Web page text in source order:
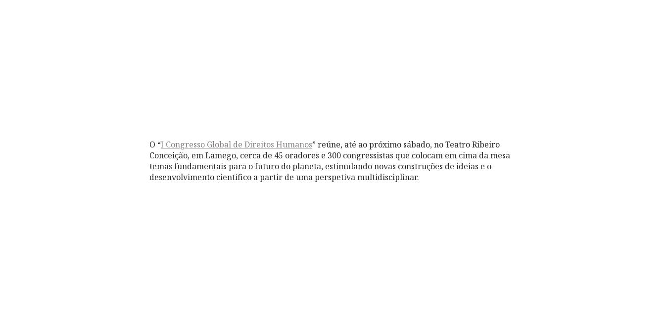
O “I Congresso Global de Direitos Humanos” reúne, até ao próximo sábado, no Teatro Ribeiro
Conceição, em Lamego, cerca de 45 oradores e 300 congressistas que colocam em cima da mesa
temas fundamentais para o futuro do planeta, estimulando novas construções de ideias e o
desenvolvimento científico a partir de uma perspetiva multidisciplinar.